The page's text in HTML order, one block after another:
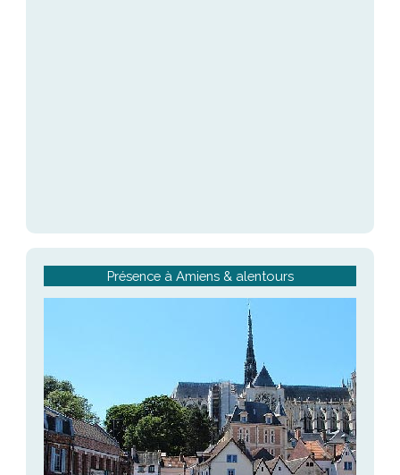
Présence à Amiens & alentours